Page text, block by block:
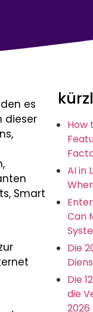
es
dieser
Smart
How
AI in
Can
Die
Die
die
2026